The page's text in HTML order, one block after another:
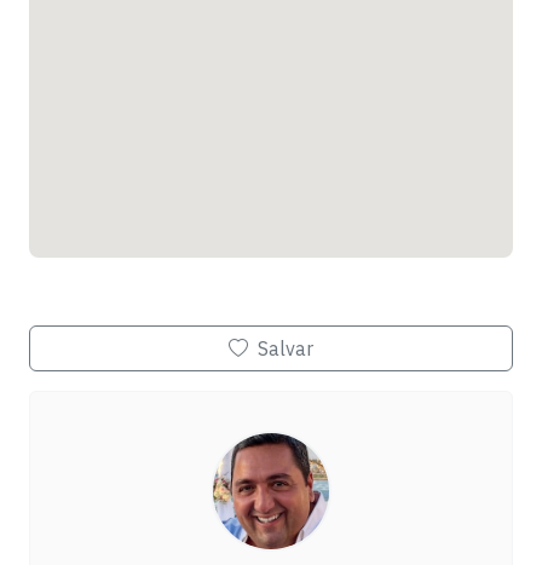
Salvar